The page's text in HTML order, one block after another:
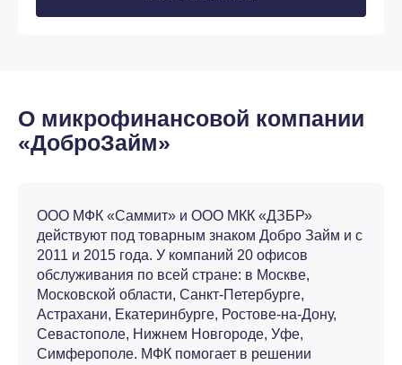
О микрофинансовой компании
«ДоброЗайм»
ООО МФК «Саммит» и ООО МКК «ДЗБР»
действуют под товарным знаком Добро Займ и с
2011 и 2015 года. У компаний 20 офисов
обслуживания по всей стране: в Москве,
Московской области, Санкт-Петербурге,
Астрахани, Екатеринбурге, Ростове-на-Дону,
Севастополе, Нижнем Новгороде, Уфе,
Симферополе. МФК помогает в решении